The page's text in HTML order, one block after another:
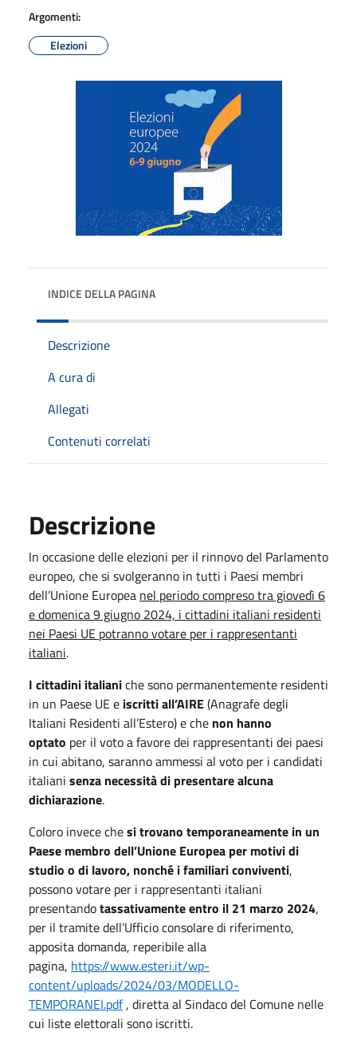
Argomenti:
Elezioni
INDICE DELLA PAGINA
Descrizione
A cura di
Allegati
Contenuti correlati
Descrizione
In occasione delle elezioni per il rinnovo del Parlamento
europeo, che si svolgeranno in tutti i Paesi membri
dell’Unione Europea nel periodo compreso tra giovedì 6
e domenica 9 giugno 2024, i cittadini italiani residenti
nei Paesi UE potranno votare per i rappresentanti
italiani.
I cittadini italianiche sono permanentemente residenti
in un Paese UE e iscritti all’AIRE(Anagrafe degli
Italiani Residenti all’Estero) e che non hanno
optato per il voto a favore dei rappresentanti dei paesi
in cui abitano, saranno ammessi al voto per i candidati
italiani senza necessità di presentare alcuna
dichiarazione.
Coloro invece chesi trovano temporaneamente in un
Paese membro dell’Unione Europea per motivi di
studio o di lavoro, nonché i familiari conviventi,
possono votare per i rappresentanti italiani
presentandotassativamente entro il 21 marzo 2024,
per il tramite dell’Ufficio consolare di riferimento,
apposita domanda, reperibile alla
pagina, https://www.esteri.it/wp-
content/uploads/2024/03/MODELLO-
TEMPORANEI.pdf, diretta al Sindaco del Comune nelle
cui liste elettorali sono iscritti.